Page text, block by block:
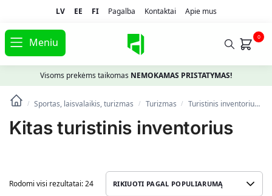
LV EE FI Pagalba Kontaktai Apie mus
Meniu 0
Visoms prekėms taikomas NEMOKAMAS PRISTATYMAS!
/ Sportas, laisvalaikis, turizmas / Turizmas / Turistinis inventorius
Kitas turistinis inventorius
Rodomi visi rezultatai: 24